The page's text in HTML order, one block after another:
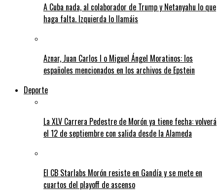
A Cuba nada, al colaborador de Trump y Netanyahu lo que
haga falta. Izquierda lo llamáis
Aznar, Juan Carlos I o Miguel Ángel Moratinos: los
españoles mencionados en los archivos de Epstein
Deporte
La XLV Carrera Pedestre de Morón ya tiene fecha: volverá
el 12 de septiembre con salida desde la Alameda
El CB Starlabs Morón resiste en Gandía y se mete en
cuartos del playoff de ascenso